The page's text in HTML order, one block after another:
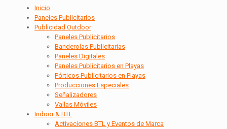
Inicio
Paneles Publicitarios
Publicidad Outdoor
Paneles Publicitarios
Banderolas Publicitarias
Paneles Digitales
Paneles Publicitarios en Playas
Pórticos Publicitarios en Playas
Producciones Especiales
Señalizadores
Vallas Móviles
Indoor & BTL
Activaciones BTL y Eventos de Marca